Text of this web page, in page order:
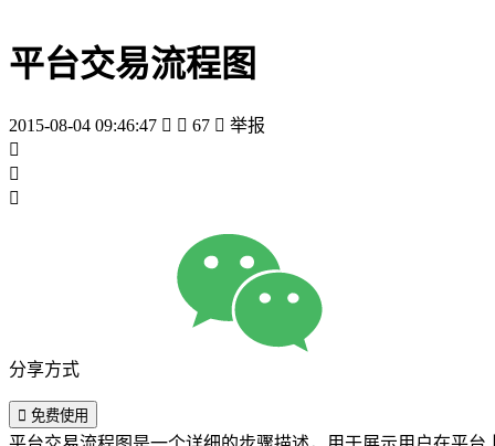
平台交易流程图
2015-08-04 09:46:47   67  举报



分享方式
 免费使用